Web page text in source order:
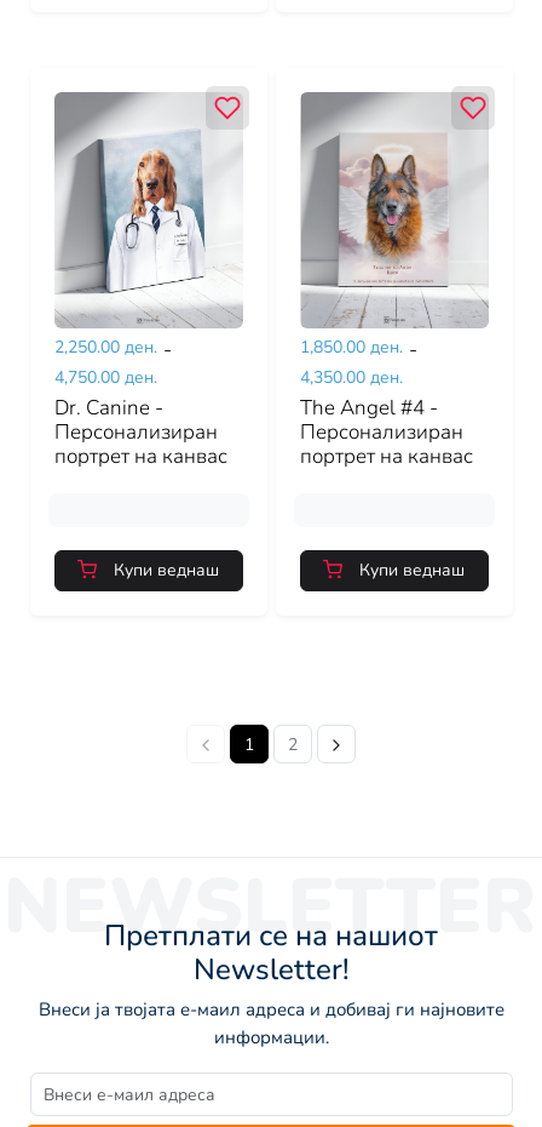
2,250.00 ден. -
4,750.00 ден.
Dr. Canine -
Персонализиран
портрет на канвас
Купи веднаш
1,850.00 ден. -
4,350.00 ден.
The Angel #4 -
Персонализиран
портрет на канвас
Купи веднаш
1 2
NEWSLETTER
Претплати се на нашиот
Newsletter!
Внеси ја твојата е-маил адреса и добивај ги најновите
информации.